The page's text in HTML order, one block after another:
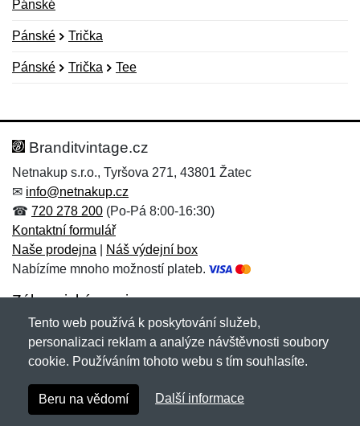
Pánské
Pánské Trička
Pánské Trička Tee
Hodnocení:
Jméno: *
Zpráva*
Jméno:
E-mail:*
Branditvintage.cz
Netnakup s.r.o., Tyršova 271, 43801 Žatec
✉ info@netnakup.cz
☎ 720 278 200 (Po-Pá 8:00-16:30)
Kontaktní formulář
Naše prodejna
Náš výdejní box
Nabízíme mnoho možností plateb.
Zákaznický servis
Novinky emailem
Copyright © 2007-2026 (19 let s vámi)Netnakup.cz
NetIQ. Všechna práva vyhrazena.
Tento web používá k poskytování služeb,
personalizaci reklam a analýze návštěvnosti soubory
cookie. Používáním tohoto webu s tím souhlasíte.
Beru na vědomí Další informace